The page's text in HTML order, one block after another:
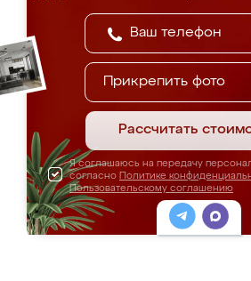
Прикрепить фото
Рассчитать
Я соглашаюсь на передачу
согласно Политике
Пользовательскому соглашению